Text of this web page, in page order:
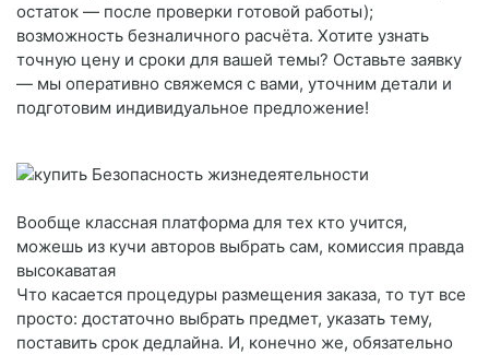
остаток — после проверки готовой работы);
возможность безналичного расчёта. Хотите узнать
точную цену и сроки для вашей темы? Оставьте заявку
— мы оперативно свяжемся с вами, уточним детали и
подготовим индивидуальное предложение!
Вообще классная платформа для тех кто учится,
можешь из кучи авторов выбрать сам, комиссия правда
высокаватая
Что касается процедуры размещения заказа, то тут все
просто: достаточно выбрать предмет, указать тему,
поставить срок дедлайна. И, конечно же, обязательно